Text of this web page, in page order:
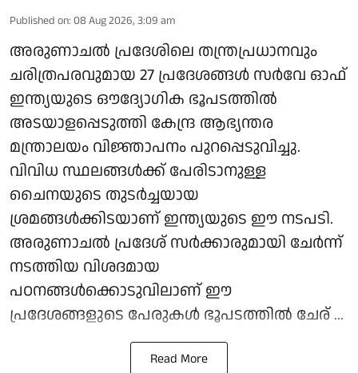
Published on: 08 Aug 2026, 3:09 am
അരുണാചല്‍ പ്രദേശിലെ തന്ത്രപ്രധാനവും
ചരിത്രപരവുമായ 27 പ്രദേശങ്ങള്‍ സര്‍വേ ഓഫ്
ഇന്ത്യയുടെ ഔദ്യോഗിക ഭൂപടത്തില്‍
അടയാളപ്പെടുത്തി കേന്ദ്ര ആഭ്യന്തര
മന്ത്രാലയം വിജ്ഞാപനം പുറപ്പെടുവിച്ചു.
വിവിധ സ്ഥലങ്ങള്‍ക്ക് പേരിടാനുള്ള
ചൈനയുടെ തുടര്‍ച്ചയായ
ശ്രമങ്ങള്‍ക്കിടയാണ് ഇന്ത്യയുടെ ഈ നടപടി.
അരുണാചല്‍ പ്രദേശ് സര്‍ക്കാരുമായി ചേര്‍ന്ന്
നടത്തിയ വിശദമായ
പഠനങ്ങള്‍ക്കൊടുവിലാണ് ഈ
പ്രദേശങ്ങളുടെ പേരുകള്‍ ഭൂപടത്തില്‍ ചേര് ...
Read More